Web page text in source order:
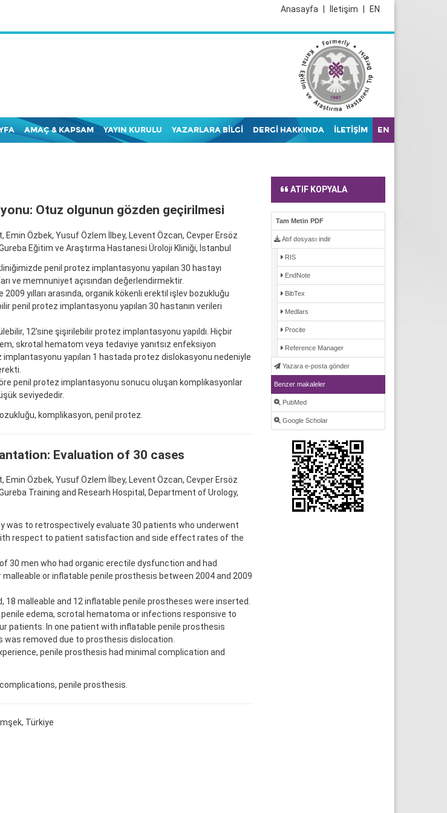
EN
İletişim
Anasayfa
AMAÇ & KAPSAM YAYIN KURULU YAZARLARA BİLGİ DERGİ HAKKINDA İLETİŞİM EN
Otuz olgunun gözden geçirilmesi
Emin Özbek, Yusuf Özlem İlbey, Levent Özcan, Cevper Ersöz
Eğitim ve Araştırma Hastanesi Üroloji Kliniği, İstanbul
penil protez implantasyonu yapılan 30 hastayı
ve memnuniyet açısından değerlendirmektir.
2009 yılları arasında, organik kökenli erektil işlev bozukluğu
penil protez implantasyonu yapılan 30 hastanın verileri
12’sine şişirilebilir protez implantasyonu yapıldı. Hiçbir
skrotal hematom veya tedaviye yanıtsız enfeksiyon
yapılan 1 hastada protez dislokasyonu nedeniyle
penil protez implantasyonu sonucu oluşan komplikasyonlar
seviyededir.
komplikasyon, penil protez.
Evaluation of 30 cases
Emin Özbek, Yusuf Özlem İlbey, Levent Özcan, Cevper Ersöz
Training and Researh Hospital, Department of Urology,
was to retrospectively evaluate 30 patients who underwent
respect to patient satisfaction and side effect rates of the
30 men who had organic erectile dysfunction and had
or inflatable penile prosthesis between 2004 and 2009
18 malleable and 12 inflatable penile prostheses were inserted.
edema, scrotal hematoma or infections responsive to
patients. In one patient with inflatable penile prosthesis
removed due to prosthesis dislocation.
penile prosthesis had minimal complication and
penile prosthesis.
Türkiye
ATIF KOPYALA
Tam Metin PDF
Atıf dosyası indir
RIS
EndNote
BibTex
Medlars
Procite
Reference Manager
Yazara e-posta gönder
Benzer makaleler
PubMed
Google Scholar